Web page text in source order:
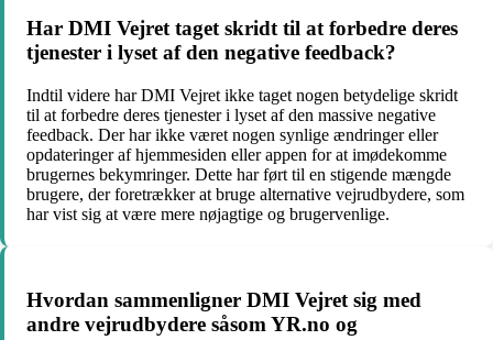
Har DMI Vejret taget skridt til at forbedre deres
tjenester i lyset af den negative feedback?
Indtil videre har DMI Vejret ikke taget nogen betydelige skridt
til at forbedre deres tjenester i lyset af den massive negative
feedback. Der har ikke været nogen synlige ændringer eller
opdateringer af hjemmesiden eller appen for at imødekomme
brugernes bekymringer. Dette har ført til en stigende mængde
brugere, der foretrækker at bruge alternative vejrudbydere, som
har vist sig at være mere nøjagtige og brugervenlige.
Hvordan sammenligner DMI Vejret sig med
andre vejrudbydere såsom YR.no og